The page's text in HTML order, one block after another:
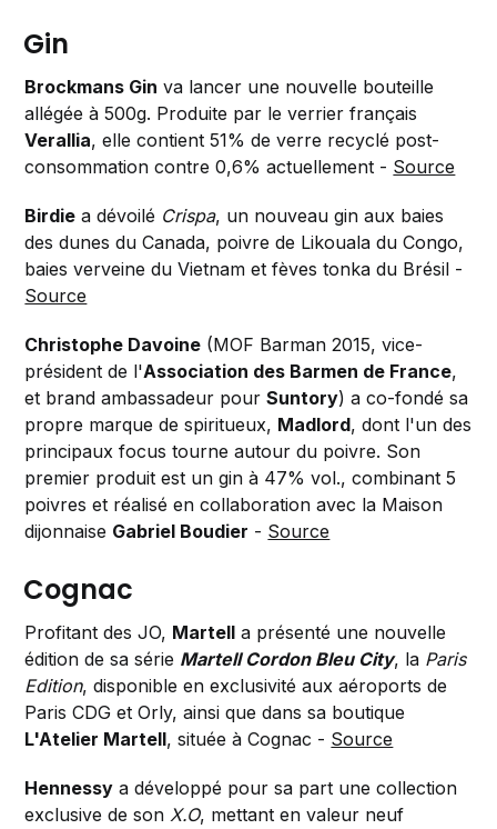
Gin
Brockmans Gin va lancer une nouvelle bouteille
allégée à 500g. Produite par le verrier français
Verallia, elle contient 51% de verre recyclé post-
consommation contre 0,6% actuellement - Source
Birdie a dévoilé Crispa, un nouveau gin aux baies
des dunes du Canada, poivre de Likouala du Congo,
baies verveine du Vietnam et fèves tonka du Brésil -
Source
Christophe Davoine (MOF Barman 2015, vice-
président de l'Association des Barmen de France,
et brand ambassadeur pourSuntory) a co-fondé sa
propre marque de spiritueux, Madlord, dont l'un des
principaux focus tourne autour du poivre. Son
premier produit est un gin à 47% vol., combinant 5
poivres et réalisé en collaboration avec la Maison
dijonnaise Gabriel Boudier - Source
Cognac
Profitant des JO, Martell a présenté une nouvelle
édition de sa série Martell Cordon Bleu City, la Paris
Edition, disponible en exclusivité aux aéroports de
Paris CDG et Orly, ainsi que dans sa boutique
L'Atelier Martell, située à Cognac - Source
Hennessy a développé pour sa part une collection
exclusive de sonX.O, mettant en valeur neuf